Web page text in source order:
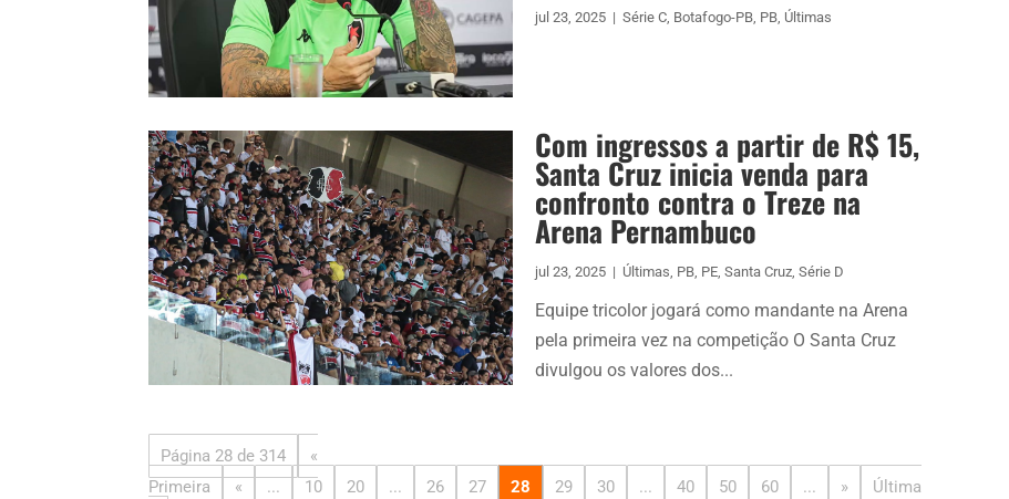
jul 23, 2025 | Série C, Botafogo-PB, PB, Últimas
Com ingressos a partir de R$ 15,
Santa Cruz inicia venda para
confronto contra o Treze na
Arena Pernambuco
jul 23, 2025 | Últimas, PB, PE, Santa Cruz, Série D
Equipe tricolor jogará como mandante na Arena
pela primeira vez na competição O Santa Cruz
divulgou os valores dos...
Página 28 de 314
«
Primeira
« ... 10 20 ... 26 27 28 29 30 ... 40 50 60 ... »
Última